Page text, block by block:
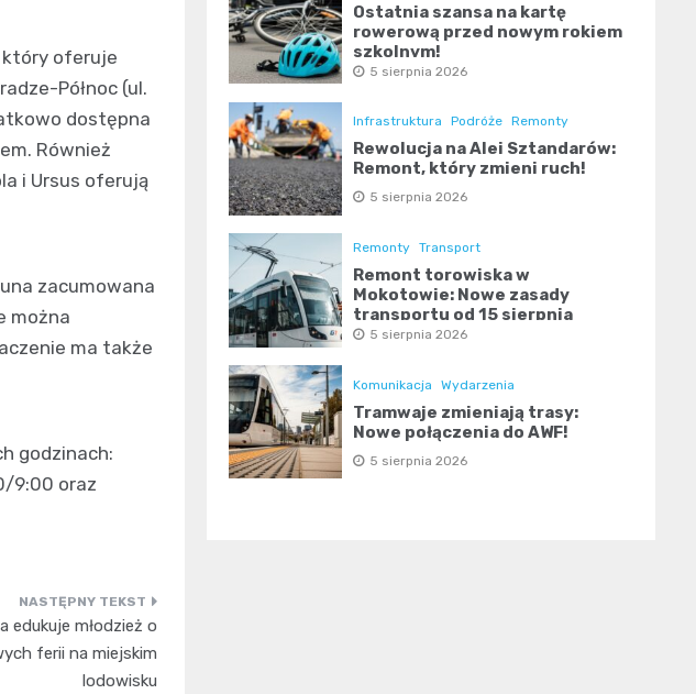
który oferuje
Północ (ul.
dostępna
Również
i Ursus oferują
zacumowana
można
ma także
godzinach:
9:00 oraz
edukuje młodzież o
ferii na miejskim
lodowisku
Ostatnia szansa na kartę
rowerową przed nowym rokiem
szkolnym!
5 sierpnia 2026
Infrastruktura Podróże Remonty
Rewolucja na Alei Sztandarów:
Remont, który zmieni ruch!
5 sierpnia 2026
Remonty Transport
Remont torowiska w
Mokotowie: Nowe zasady
transportu od 15 sierpnia
5 sierpnia 2026
Komunikacja Wydarzenia
Tramwaje zmieniają trasy:
Nowe połączenia do AWF!
5 sierpnia 2026